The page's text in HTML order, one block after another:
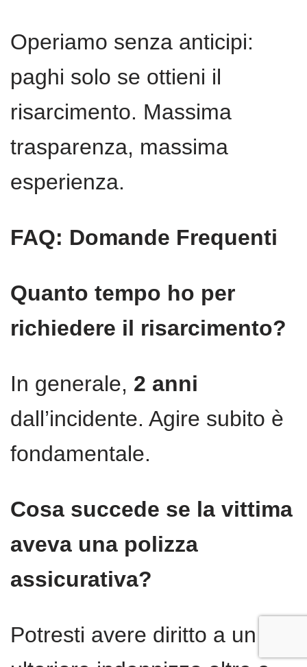
Operiamo senza anticipi:
paghi solo se ottieni il
risarcimento. Massima
trasparenza, massima
esperienza.
FAQ: Domande Frequenti
Quanto tempo ho per
richiedere il risarcimento?
In generale, 2 anni
dall’incidente. Agire subito è
fondamentale.
Cosa succede se la vittima
aveva una polizza
assicurativa?
Potresti avere diritto a un